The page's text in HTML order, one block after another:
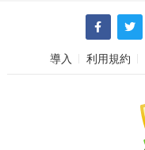
導入 利用規約